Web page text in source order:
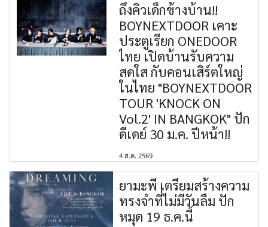
ถึงคิวเด็กข้างบ้าน!!
BOYNEXTDOOR เคาะ
ประตูเรียก ONEDOOR
ไทย เปิดบ้านรับความ
สดใส กับคอนเสิร์ตใหญ่
ในไทย "BOYNEXTDOOR
TOUR 'KNOCK ON
Vol.2' IN BANGKOK" ปัก
ดีเดย์ 30 ม.ค. ปีหน้า!!
4 ส.ค. 2569
ยามะพี เตรียมสร้างความ
ทรงจำที่ไม่มีวันลืม ปัก
หมุด 19 ธ.ค.นี้